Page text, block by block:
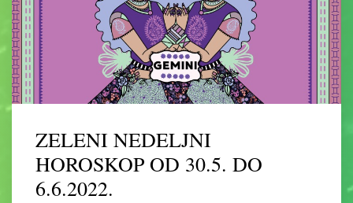
ZELENI NEDELJNI
HOROSKOP OD 30.5. DO
6.6.2022.